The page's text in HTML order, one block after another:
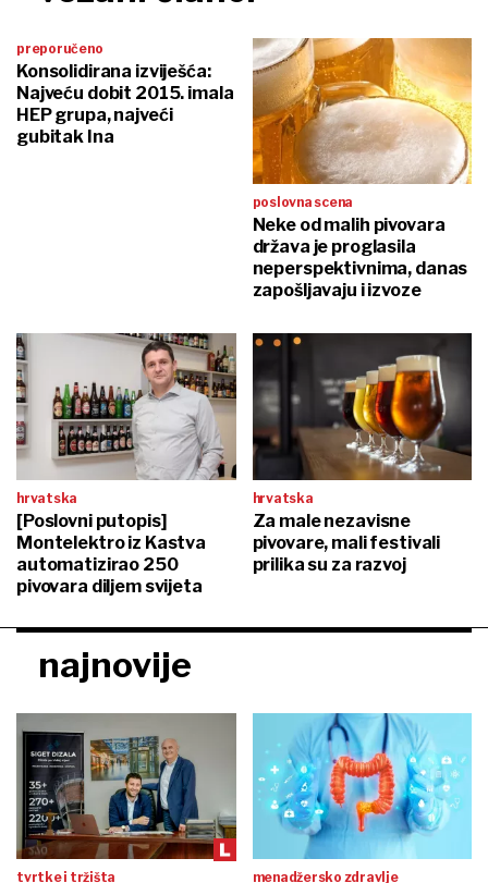
preporučeno
Konsolidirana izviješća:
Najveću dobit 2015. imala
HEP grupa, najveći
gubitak Ina
poslovna scena
Neke od malih pivovara
država je proglasila
neperspektivnima, danas
zapošljavaju i izvoze
hrvatska
[Poslovni putopis]
Montelektro iz Kastva
automatizirao 250
pivovara diljem svijeta
hrvatska
Za male nezavisne
pivovare, mali festivali
prilika su za razvoj
najnovije
tvrtke i tržišta menadžersko zdravlje